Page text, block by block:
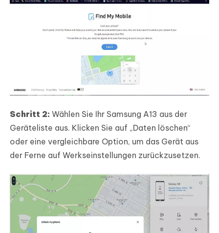
Schritt 2: Wählen Sie Ihr Samsung A13 aus der
Geräteliste aus. Klicken Sie auf „Daten löschen“
oder eine vergleichbare Option, um das Gerät aus
der Ferne auf Werkseinstellungen zurückzusetzen.